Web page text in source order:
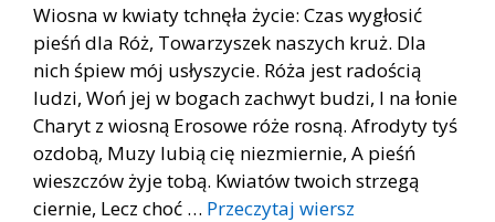
Wiosna w kwiaty tchnęła życie: Czas wygłosić
pieśń dla Róż, Towarzyszek naszych kruż. Dla
nich śpiew mój usłyszycie. Róża jest radością
ludzi, Woń jej w bogach zachwyt budzi, I na łonie
Charyt z wiosną Erosowe róże rosną. Afrodyty tyś
ozdobą, Muzy lubią cię niezmiernie, A pieśń
wieszczów żyje tobą. Kwiatów twoich strzegą
ciernie, Lecz choć … Przeczytaj wiersz